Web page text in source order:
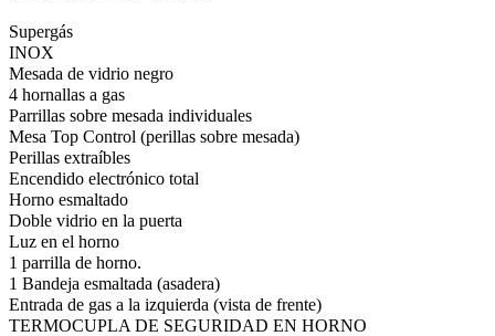
Supergás
INOX
Mesada de vidrio negro
4 hornallas a gas
Parrillas sobre mesada individuales
Mesa Top Control (perillas sobre mesada)
Perillas extraíbles
Encendido electrónico total
Horno esmaltado
Doble vidrio en la puerta
Luz en el horno
1 parrilla de horno.
1 Bandeja esmaltada (asadera)
Entrada de gas a la izquierda (vista de frente)
TERMOCUPLA DE SEGURIDAD EN HORNO